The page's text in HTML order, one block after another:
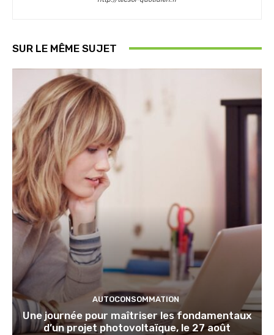
SUR LE MÊME SUJET
AUTOCONSOMMATION
Une journée pour maîtriser les fondamentaux
d’un projet photovoltaïque, le 27 août